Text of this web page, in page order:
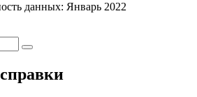
данных: Январь 2022
Поиск